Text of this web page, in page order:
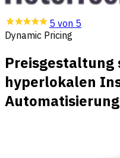
5 von 5
Dynamic Pricing
Preisgestaltung
hyperlokalen